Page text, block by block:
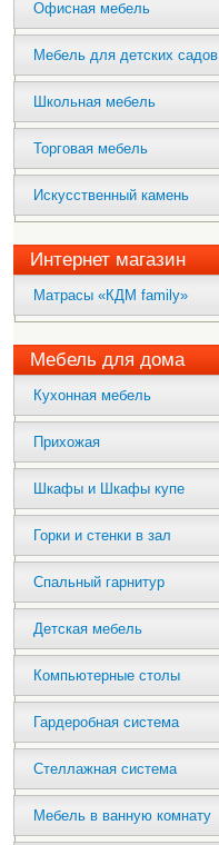
Офисная мебель
Мебель для детских садов
Школьная мебель
Торговая мебель
Искусственный камень
Интернет магазин
Матрасы «КДМ family»
Мебель для дома
Кухонная мебель
Прихожая
Шкафы и Шкафы купе
Горки и стенки в зал
Спальный гарнитур
Детская мебель
Компьютерные столы
Гардеробная система
Стеллажная система
Мебель в ванную комнату